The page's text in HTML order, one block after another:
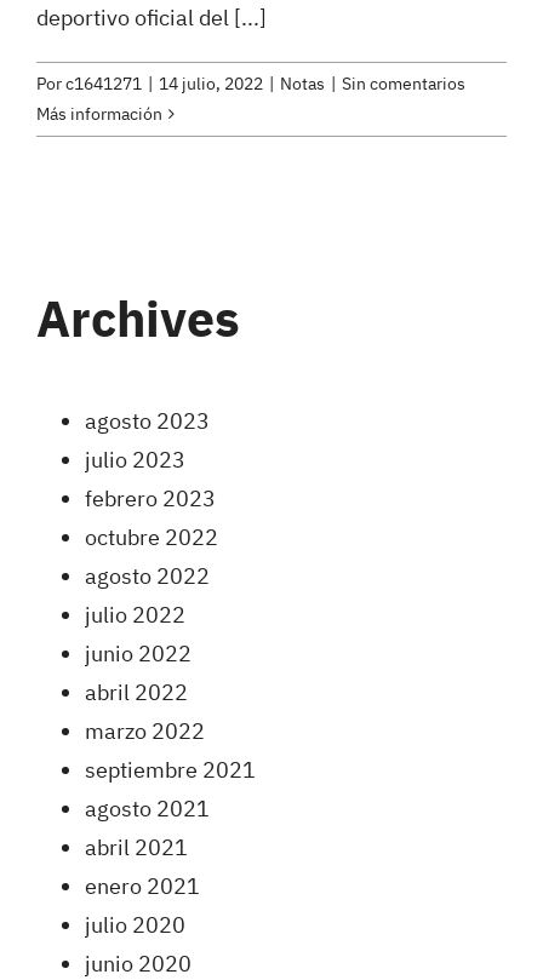
deportivo oficial del [...]
Porc1641271 | 14 julio, 2022 | Notas | Sin comentarios
Más información
Archives
agosto 2023
julio 2023
febrero 2023
octubre 2022
agosto 2022
julio 2022
junio 2022
abril 2022
marzo 2022
septiembre 2021
agosto 2021
abril 2021
enero 2021
julio 2020
junio 2020